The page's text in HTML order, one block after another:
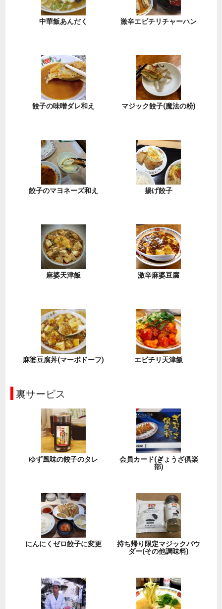
中華飯あんだく 激辛エビチリチャーハン
餃子の味噌ダレ和え マジック餃子(魔法の粉)
餃子のマヨネーズ和え 揚げ餃子
麻婆天津飯 激辛麻婆豆腐
麻婆豆腐丼(マーボドーフ) エビチリ天津飯
裏サービス
ゆず風味の餃子のタレ
会員カード(ぎょうざ倶楽
部)
にんにくゼロ餃子に変更
持ち帰り限定マジックパウ
ダー(その他調味料)